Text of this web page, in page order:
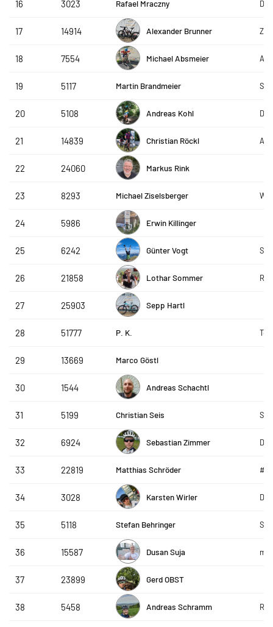
16 3023 Rafael Mraczny
17 14914 Alexander Brunner ZF
18 7554 Michael Absmeier
19 5117 Martin Brandmeier
20 5108 Andreas Kohl
21 14839 Christian Röckl
22 24060 Markus Rink
23 8293 Michael Ziselsberger
24 5986 Erwin Killinger
25 6242 Günter Vogt
26 21858 Lothar Sommer
27 25903 Sepp Hartl
28 51777 P. K.
29 13669 Marco Göstl
30 1544 Andreas Schachtl
31 5199 Christian Seis
32 6924 Sebastian Zimmer
33 22819 Matthias Schröder
34 3028 Karsten Wirler Die
35 5118 Stefan Behringer
36 15587 Dusan Suja
37 23899 Gerd OBST
38 5458 Andreas Schramm